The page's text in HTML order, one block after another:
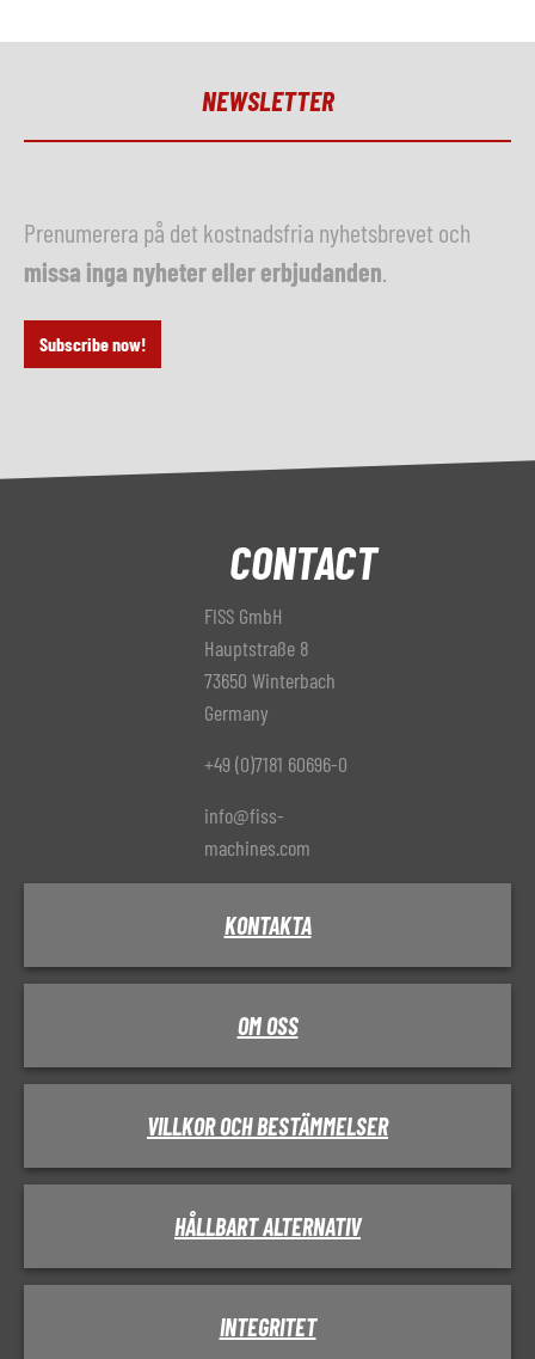
NEWSLETTER
Prenumerera på det kostnadsfria nyhetsbrevet och
missa inga nyheter eller erbjudanden
Subscribe now!
CONTACT
FISS GmbH
Hauptstraße 8
73650 Winterbach
Germany
+49 (0)7181 60696-0
info@fiss-
machines.com
KONTAKTA
OM OSS
VILLKOR OCH BESTÄMMELSER
HÅLLBART ALTERNATIV
INTEGRITET